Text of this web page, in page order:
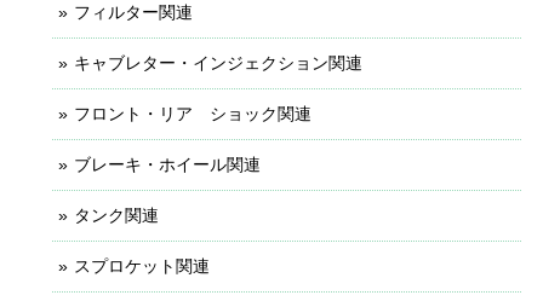
フィルター関連
キャブレター・インジェクション関連
フロント・リア ショック関連
ブレーキ・ホイール関連
タンク関連
スプロケット関連